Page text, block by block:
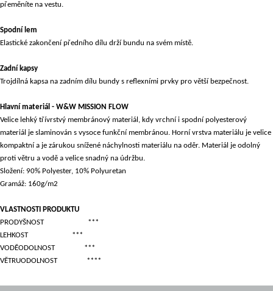
přeměníte na vestu.
Spodní lem
Elastické zakončení předního dílu drží bundu na svém místě.
Zadní kapsy
Trojdílná kapsa na zadním dílu bundy s reflexními prvky pro větší bezpečnost.
Hlavní materiál - W&W MISSION FLOW
Velice lehký třívrstvý membránový materiál, kdy vrchní i spodní polyesterový
materiál je slaminován s vysoce funkční membránou. Horní vrstva materiálu je velice
kompaktní a je zárukou snížené náchylnosti materiálu na oděr. Materiál je odolný
proti větru a vodě a velice snadný na údržbu.
Složení: 90% Polyester, 10% Polyuretan
Gramáž: 160g/m2
VLASTNOSTI PRODUKTU
PRODYŠNOST
***
LEHKOST
***
VODĚODOLNOST
***
VĚTRUODOLNOST
****